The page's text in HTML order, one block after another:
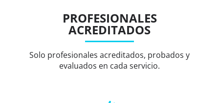
PROFESIONALES
ACREDITADOS
Solo profesionales acreditados, probados y
evaluados en cada servicio.